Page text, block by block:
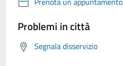
Problemi in città
Segnala disservizio